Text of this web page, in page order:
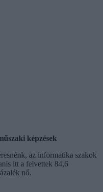
képzések
az informatika szakok
itt a felvettek 84,6
nő.